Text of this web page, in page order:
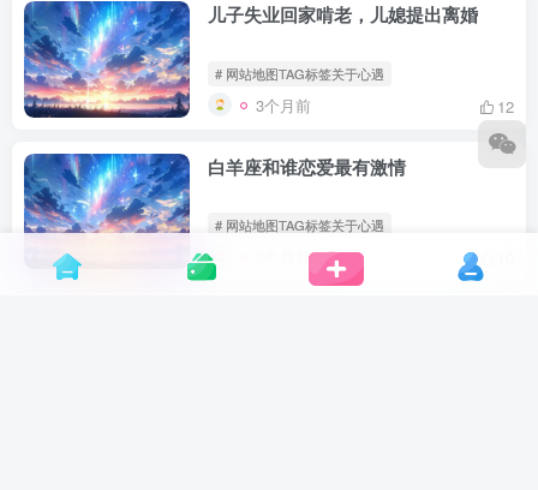
儿子失业回家啃老，儿媳提出离婚
# 网站地图TAG标签关于心遇
3个月前 12
白羊座和谁恋爱最有激情
# 网站地图TAG标签关于心遇
3个月前